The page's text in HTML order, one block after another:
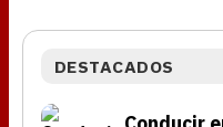
DESTACADOS